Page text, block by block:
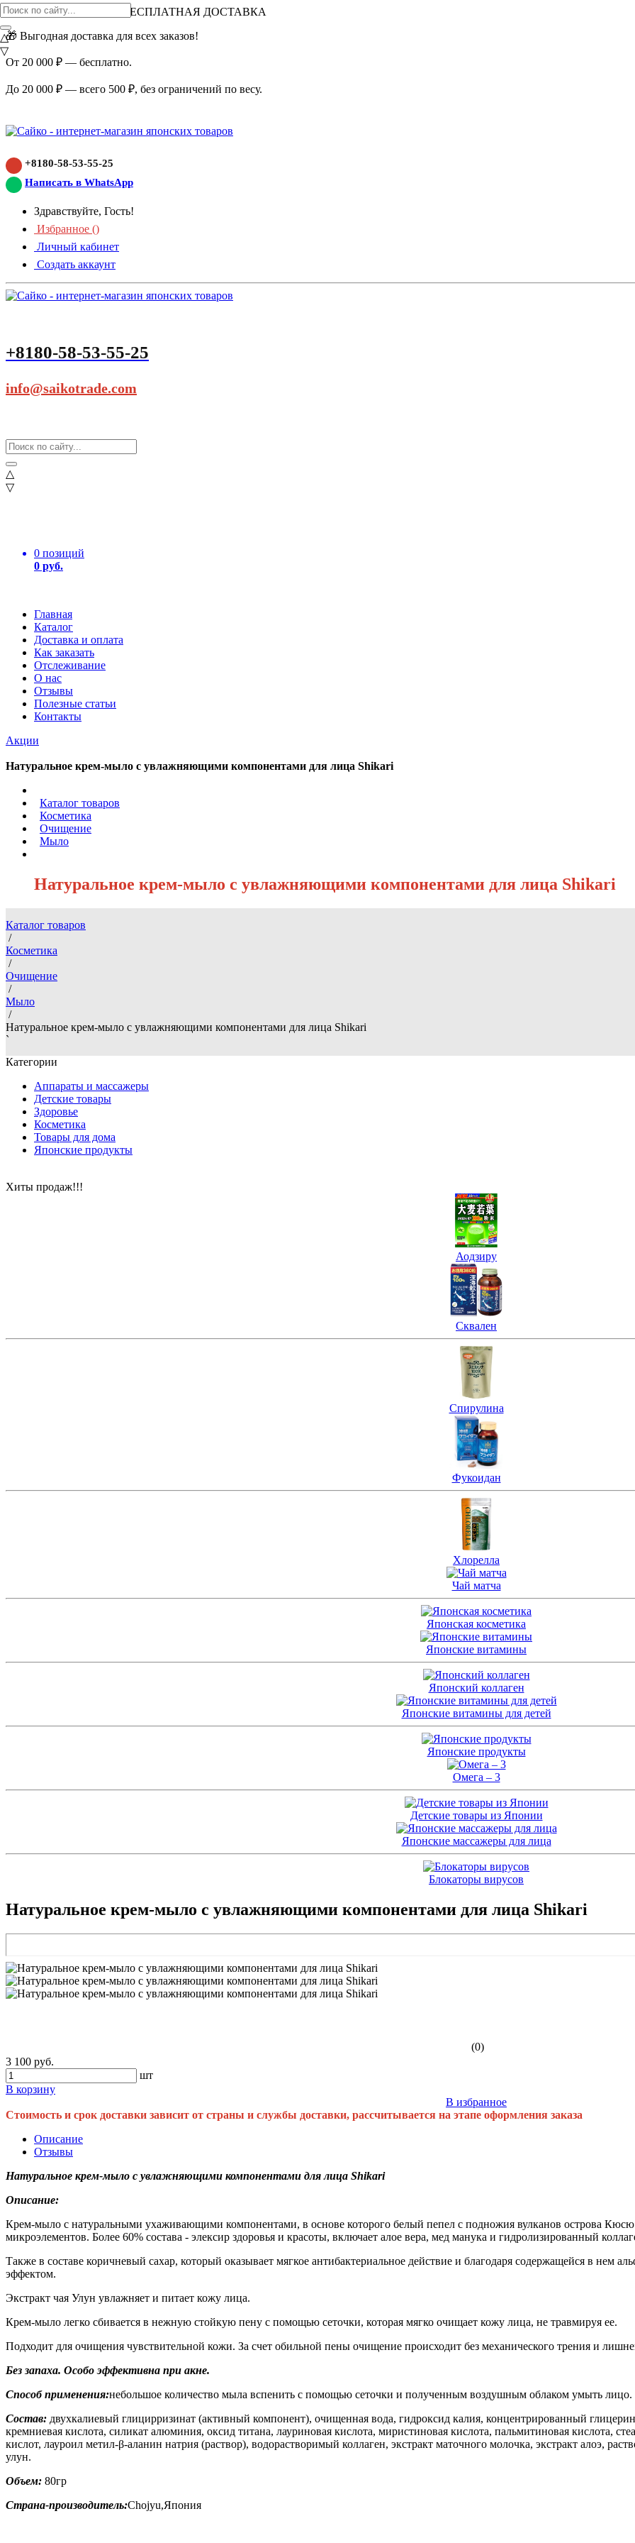
ВНИМАНИЕ АКЦИЯ!
БЕСПЛАТНАЯ ДОСТАВКА
🎁 Выгодная доставка для всех заказов!
От 20 000 ₽ — бесплатно.
До 20 000 ₽ — всего 500 ₽, без ограничений по весу.
+8180-58-53-55-25
Написать в WhatsApp
Здравствуйте, Гость!
Избранное ()
Личный кабинет
Создать аккаунт
+8180-58-53-55-25
info@saikotrade.com
△
▽
0 позиций
0 руб.
Главная
Каталог
Доставка и оплата
Как заказать
Отслеживание
О нас
Отзывы
Полезные статьи
Контакты
Акции
△
▽
Натуральное крем-мыло с увлажняющими компонентами для лица Shikari
Каталог товаров
Косметика
Очищение
Мыло
Натуральное крем-мыло с увлажняющими компонентами для лица Shikari
Каталог товаров
/
Косметика
/
Очищение
/
Мыло
/
Натуральное крем-мыло с увлажняющими компонентами для лица Shikari
`
Категории
Аппараты и массажеры
Детские товары
Здоровье
Косметика
Товары для дома
Японские продукты
Хиты продаж!!!
Аодзиру
Сквален
Спирулина
Фукоидан
Хлорелла
Чай матча
Японская косметика
Японские витамины
Японский коллаген
Японские витамины для детей
Японские продукты
Омега – 3
Детские товары из Японии
Японские массажеры для лица
Блокаторы вирусов
Натуральное крем-мыло с увлажняющими компонентами для лица Shikari
(0)
3 100 руб.
шт
В корзину
В избранное
Стоимость и срок доставки зависит от страны и службы доставки, рассчитывается на этапе оформления заказа
Описание
Отзывы
Натуральное крем-мыло с увлажняющими компонентами для лица Shikari
Описание:
Крем-мыло с натуральными ухаживающими компонентами, в основе которого белый пепел с подножия вулканов острова
микроэлементов. Более 60% состава - элексир здоровья и красоты, включает алое вера, мед манука и гидролизированный
Также в составе коричневый сахар, который оказывает мягкое антибактериальное действие и благодаря содержащейся в нем
эффектом.
Экстракт чая Улун увлажняет и питает кожу лица.
Крем-мыло легко сбивается в нежную стойкую пену с помощью сеточки, которая мягко очищает кожу лица, не травмируя ее.
Подходит для очищения чувствительной кожи. За счет обильной пены очищение происходит без механического трения и
Без запаха. Особо эффективна при акне.
Способ применения:небольшое количество мыла вспенить с помощью сеточки и полученным воздушным облаком умыть лицо.
Состав: двухкалиевый глицирризинат (активный компонент), очищенная вода, гидроксид калия, концентрированный
кремниевая кислота, силикат алюминия, оксид титана, лауриновая кислота, миристиновая кислота, пальмитиновая кислота,
кислот, лауроил метил-β-аланин натрия (раствор), водорастворимый коллаген, экстракт маточного молочка, экстракт алоэ,
улун.
Объем: 80гр
Страна-производитель:Chojyu,Япония